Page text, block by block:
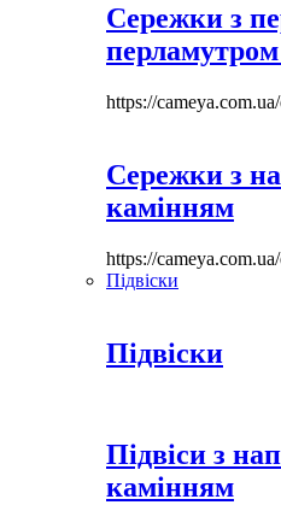
Сережки з
https://
Сережки з
камінням
https://
Підвіски
Підвіски
Підвіси з
камінням